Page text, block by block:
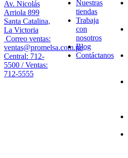
Av. Nicolás
Arriola 899
Santa Catalina,
La Victoria
Correo ventas:
ventas@promelsa.com.pe
Central: 712-
5500 / Ventas:
712-5555
Nuestras
tiendas
Trabaja
con
nosotros
Blog
Contáctanos